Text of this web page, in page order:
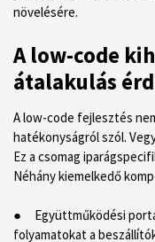
növelésére.
A low-code
átalakulás
A low-code fejlesztés
hatékonyságról szól.
Ez a csomag
Néhány kiemelkedő
● Együttműködési
folyamatokat a